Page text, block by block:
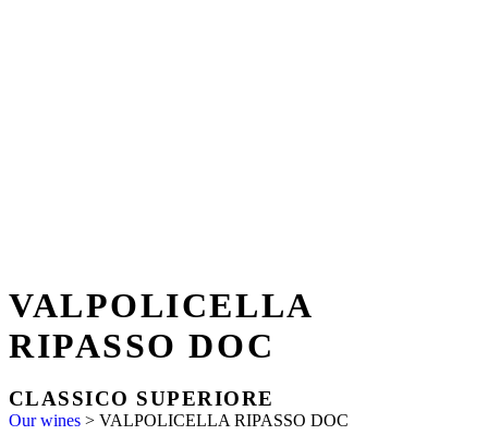
VALPOLICELLA
RIPASSO DOC
CLASSICO SUPERIORE
Our wines > VALPOLICELLA RIPASSO DOC